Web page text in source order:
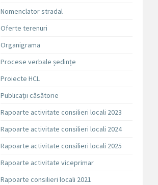
Nomenclator stradal
Oferte terenuri
Organigrama
Procese verbale ședințe
Proiecte HCL
Publicații căsătorie
Rapoarte activitate consilieri locali 2023
Rapoarte activitate consilieri locali 2024
Rapoarte activitate consilieri locali 2025
Rapoarte activitate viceprimar
Rapoarte consilieri locali 2021